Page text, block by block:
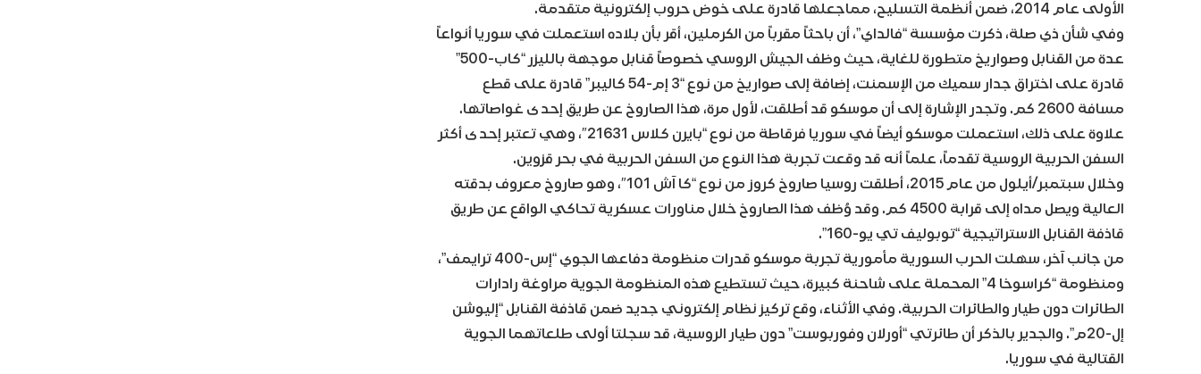
الأولى عام 2014، ضمن أنظمة التسليح، مماجعلها قادرة على خوض حروب إلكترونية متقدمة.
وفي شأن ذي صلة، ذكرت مؤسسة “فالداي”، أن باحثاً مقرباً من الكرملين، أقر بأن بلاده استعملت في سوريا أنواعاً
عدة من القنابل وصواريخ متطورة للغاية، حيث وظف الجيش الروسي خصوصاً قنابل موجهة بالليزر “كاب-500”
قادرة على اختراق جدار سميك من الإسمنت، إضافة إلى صواريخ من نوع “3 إم-54 كاليبر” قادرة على قطع
مسافة 2600 كم. وتجدر الإشارة إلى أن موسكو قد أطلقت، لأول مرة، هذا الصاروخ عن طريق إحدى غواصاتها.
علاوة على ذلك، استعملت موسكو أيضاً في سوريا فرقاطة من نوع “بايرن كلاس 21631″، وهي تعتبر إحدى أكثر
السفن الحربية الروسية تقدماً، علماً أنه قد وقعت تجربة هذا النوع من السفن الحربية في بحر قزوين.
وخلال سبتمبر/أيلول من عام 2015، أطلقت روسيا صاروخ كروز من نوع “كا آش 101″، وهو صاروخ معروف بدقته
العالية ويصل مداه إلى قرابة 4500 كم. وقد وُظف هذا الصاروخ خلال مناورات عسكرية تحاكي الواقع عن طريق
قاذفة القنابل الاستراتيجية “توبوليف تي يو-160”.
من جانب آخر، سهلت الحرب السورية مأمورية تجربة موسكو قدرات منظومة دفاعها الجوي “إس-400 ترايمف”،
ومنظومة “كراسوخا 4” المحملة على شاحنة كبيرة، حيث تستطيع هذه المنظومة الجوية مراوغة رادارات
الطائرات دون طيار والطائرات الحربية. وفي الأثناء، وقع تركيز نظام إلكتروني جديد ضمن قاذفة القنابل “إليوشن
إل-20م”. والجدير بالذكر أن طائرتي “أورلان وفوربوست” دون طيار الروسية، قد سجلتا أولى طلعاتهما الجوية
القتالية في سوريا.